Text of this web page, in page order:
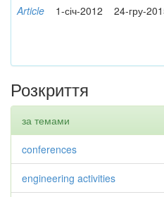
Article 1-січ-2012 24-гру-
Розкриття
за темами
conferences
engineering activities